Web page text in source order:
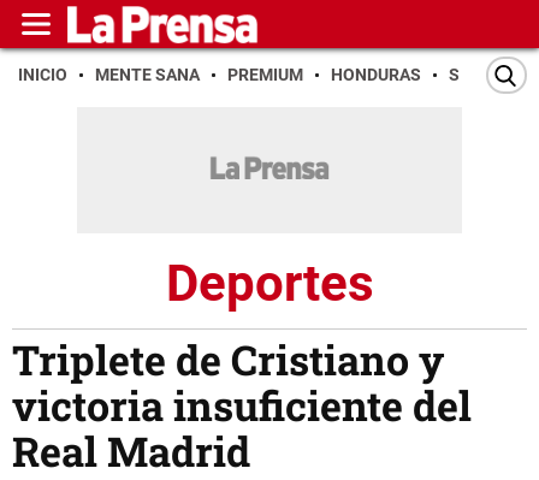
INICIO MENTE SANA PREMIUM HONDURAS SAN PEDRO
Deportes
Triplete de Cristiano y
victoria insuficiente del
Real Madrid